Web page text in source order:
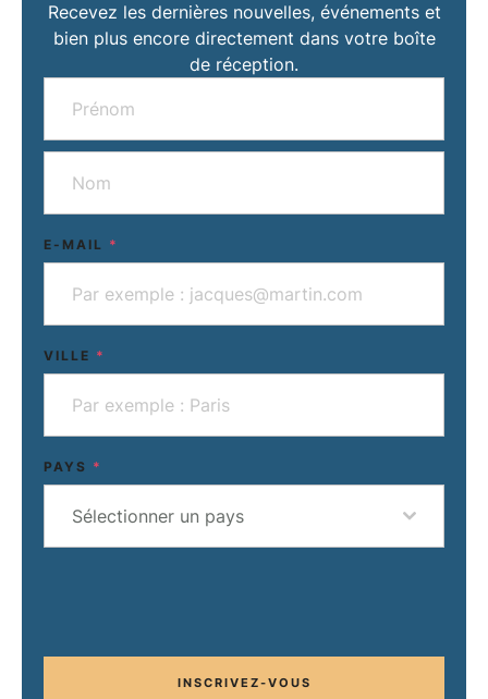
Recevez les dernières nouvelles, événements et
bien plus encore directement dans votre boîte
de réception.
E-MAIL *
VILLE *
PAYS *
Sélectionner un pays
INSCRIVEZ-VOUS